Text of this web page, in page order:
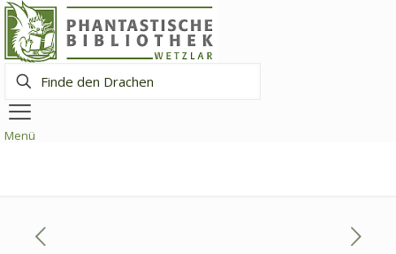
den
Drachen
Menü